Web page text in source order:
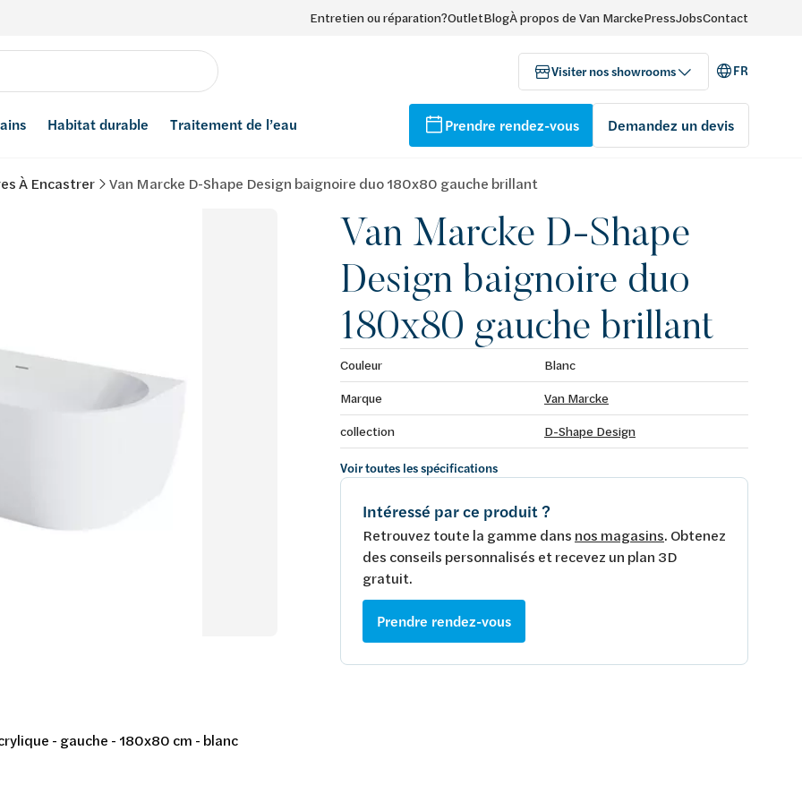
Entretien ou réparation?OutletBlogÀ propos de Van MarckePressJobsContact
Visiter nos showrooms FR
Habitat durable Traitement de l’eau Prendre rendez-vous Demandez un devis
À Encastrer Van Marcke D-Shape Design baignoire duo 180x80 gauche brillant
Van Marcke D-Shape
Design baignoire duo
180x80 gauche brillant
Couleur
Blanc
Marque
Van Marcke
collection
D-Shape Design
Voir toutes les spécifications
Intéressé par ce produit ?
Retrouvez toute la gamme dans nos magasins. Obtenez
des conseils personnalisés et recevez un plan 3D
gratuit.
Prendre rendez-vous
- gauche - 180x80 cm - blanc